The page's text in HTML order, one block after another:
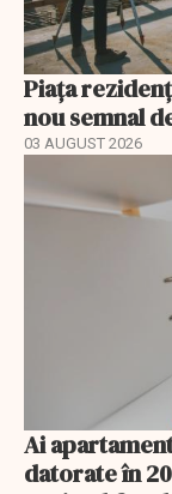
Piața
nou semnal
03 AUGUST 2026
Ai
datorate în